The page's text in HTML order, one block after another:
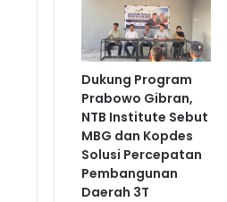
Dukung Program
Prabowo Gibran,
NTB Institute Sebut
MBG dan Kopdes
Solusi Percepatan
Pembangunan
Daerah 3T